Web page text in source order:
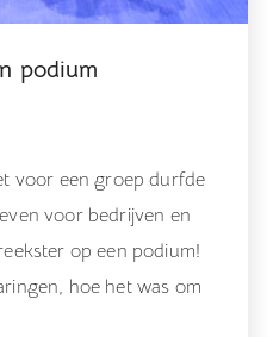
podium
voor een groep durfde
voor bedrijven en
op een podium!
hoe het was om